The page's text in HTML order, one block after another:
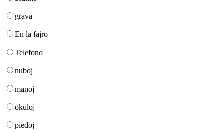
grava
En la fajro
Telefono
nuboj
manoj
okuloj
piedoj